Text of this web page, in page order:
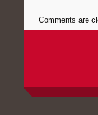
Comments are